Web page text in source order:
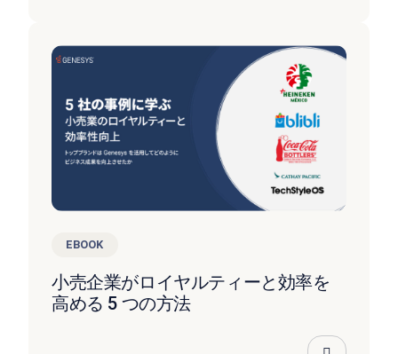
EBOOK
小売企業がロイヤルティーと効率を
高める 5 つの方法